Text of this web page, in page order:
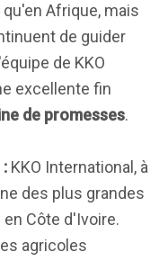
Afrique, mais
de guider
de KKO
excellente fin
de promesses.
KKO International, à
des plus grandes
Côte d'Ivoire.
agricoles